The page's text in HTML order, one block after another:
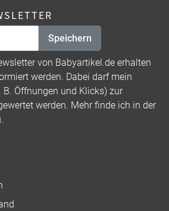
Speichern
von Babyartikel.de erhalten
werden. Dabei darf mein
Öffnungen und Klicks) zur
werden. Mehr finde ich in der
.